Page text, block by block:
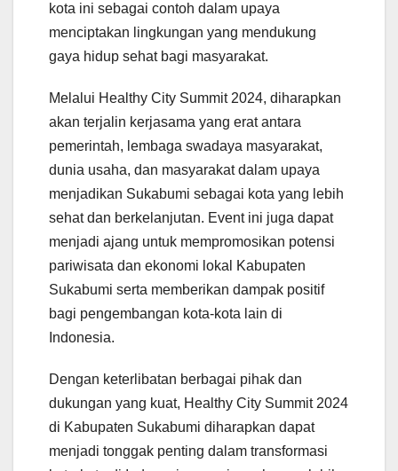
kota ini sebagai contoh dalam upaya
menciptakan lingkungan yang mendukung
gaya hidup sehat bagi masyarakat.
Melalui Healthy City Summit 2024, diharapkan
akan terjalin kerjasama yang erat antara
pemerintah, lembaga swadaya masyarakat,
dunia usaha, dan masyarakat dalam upaya
menjadikan Sukabumi sebagai kota yang lebih
sehat dan berkelanjutan. Event ini juga dapat
menjadi ajang untuk mempromosikan potensi
pariwisata dan ekonomi lokal Kabupaten
Sukabumi serta memberikan dampak positif
bagi pengembangan kota-kota lain di
Indonesia.
Dengan keterlibatan berbagai pihak dan
dukungan yang kuat, Healthy City Summit 2024
di Kabupaten Sukabumi diharapkan dapat
menjadi tonggak penting dalam transformasi